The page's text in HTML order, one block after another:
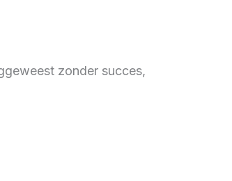
zonder succes,